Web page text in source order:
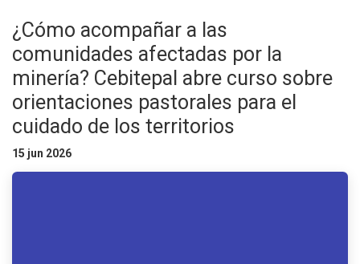
¿Cómo acompañar a las
comunidades afectadas por la
minería? Cebitepal abre curso sobre
orientaciones pastorales para el
cuidado de los territorios
15 jun 2026